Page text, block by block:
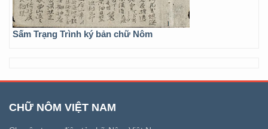
Sấm Trạng Trình ký bản chữ Nôm
CHỮ NÔM VIỆT NAM